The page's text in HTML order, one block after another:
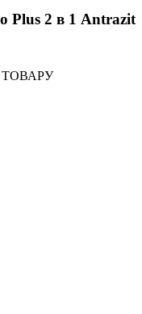
Plus 2 в 1 Antrazit